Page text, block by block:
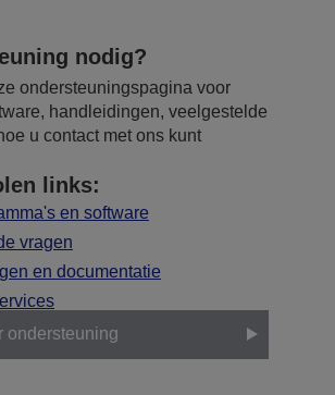
nodig?
ondersteuningspagina voor
handleidingen, veelgestelde
u contact met ons kunt
links:
en software
vragen
en documentatie
ondersteuning